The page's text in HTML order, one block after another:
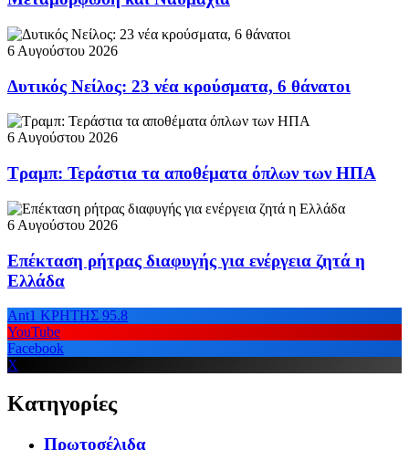
6 Αυγούστου 2026
Δυτικός Νείλος: 23 νέα κρούσματα, 6 θάνατοι
6 Αυγούστου 2026
Τραμπ: Τεράστια τα αποθέματα όπλων των ΗΠΑ
6 Αυγούστου 2026
Επέκταση ρήτρας διαφυγής για ενέργεια ζητά η
Ελλάδα
Ant1 ΚΡΗΤΗΣ 95.8
YouTube
Facebook
X
Κατηγορίες
Πρωτοσέλιδα